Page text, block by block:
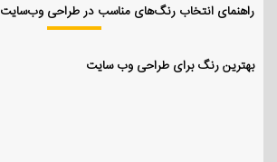
راهنمای انتخاب رنگ‌های مناسب در طراحی وب‌سایت
بهترین رنگ برای طراحی وب سایت